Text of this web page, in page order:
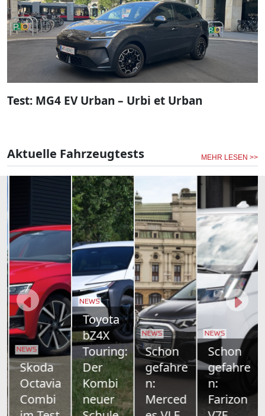
Test: MG4 EV Urban – Urbi et Urban
Aktuelle Fahrzeugtests MEHR LESEN >>
NEWS
Skoda
Octavia
Combi
NEWS
Toyota
bZ4X
Touring:
Der
Kombi
neuer
NEWS
Schon
gefahre
n:
Merced
NEWS
Schon
gefahre
n:
Farizon